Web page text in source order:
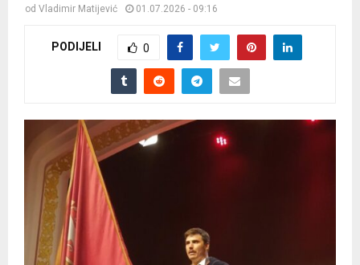
od Vladimir Matijević 01.07.2026 - 09:16
PODIJELI 0